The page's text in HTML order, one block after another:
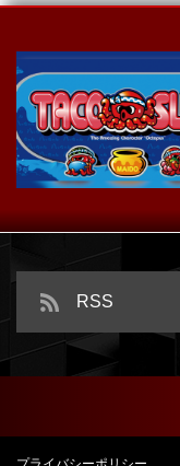
スマスロ タコスロ
RSS